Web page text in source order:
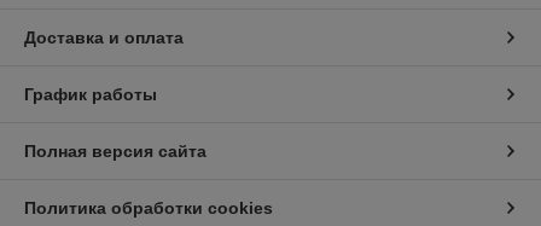
Доставка и оплата
График работы
Полная версия сайта
Политика обработки cookies